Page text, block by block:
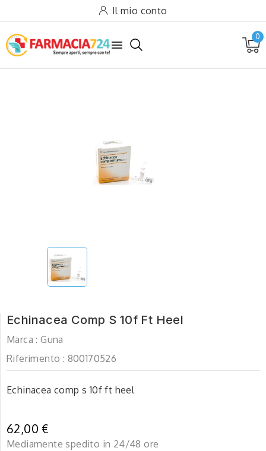
Il mio conto

0
Echinacea Comp S 10f Ft Heel
Marca : Guna
Riferimento : 800170526
Echinacea comp s 10f ft heel
62,00 €
Mediamente spedito in 24/48 ore